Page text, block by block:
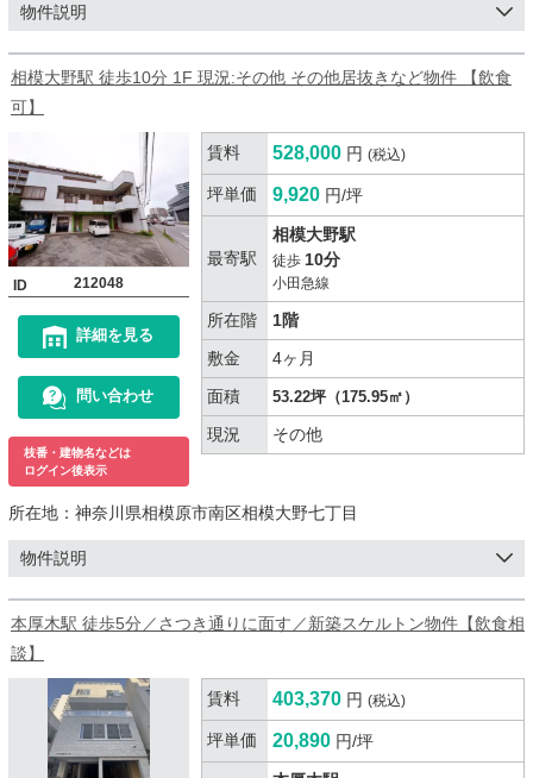
物件説明
相模大野駅 徒歩10分 1F 現況:その他 その他居抜きなど物件 【飲食
可】
ID 212048
詳細を見る
問い合わせ
枝番・建物名などは
ログイン後表示
賃料 528,000 円 (税込)
坪単価 9,920 円/坪
最寄駅
相模大野駅
徒歩 10分
小田急線
所在階
1階
敷金
4ヶ月
面積
53.22坪（175.95㎡）
現況 その他
所在地： 神奈川県相模原市南区相模大野七丁目
物件説明
本厚木駅 徒歩5分／さつき通りに面す／新築スケルトン物件【飲食相
談】
賃料 403,370 円 (税込)
坪単価 20,890 円/坪